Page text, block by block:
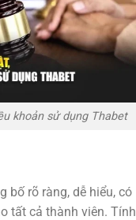
khoản sử dụng Thabet
bố rõ ràng, dễ hiểu, có
tất cả thành viên. Tính